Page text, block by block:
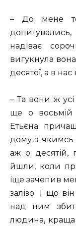
– До мене
надіває
вигукнула
десятої, а в
– Та вони ж
ще о восьмій
Етьєна
дому з якимсь
аж о десятій,
йшли, коли
іще зачепив
залізо. І що
над ним
людина, краща